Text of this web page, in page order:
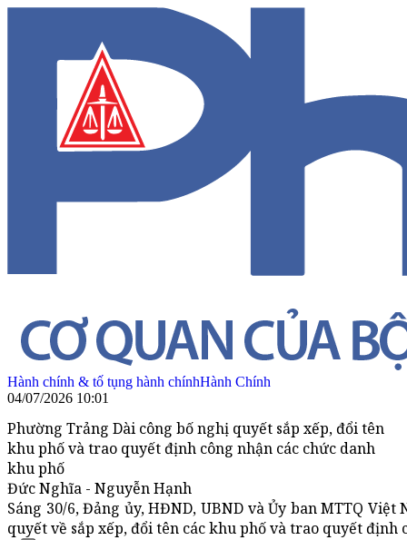
Hành chính & tố tụng hành chínhHành Chính
04/07/2026 10:01
Phường Trảng Dài công bố nghị quyết sắp xếp, đổi tên
khu phố và trao quyết định công nhận các chức danh
khu phố
Đức Nghĩa - Nguyễn Hạnh
Sáng 30/6, Đảng ủy, HĐND, UBND và Ủy ban MTTQ
quyết về sắp xếp, đổi tên các khu phố và trao quyết